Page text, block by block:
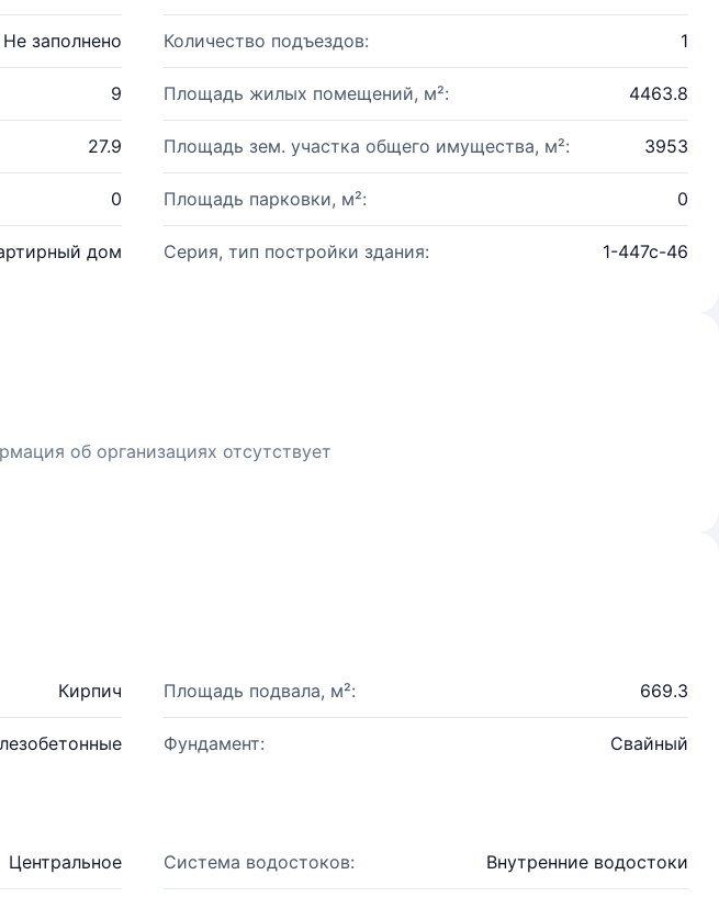
Не заполнено Количество подъездов: 1
9 Площадь жилых помещений, м²: 4463.8
27.9 Площадь зем. участка общего имущества, м²: 3953
0 Площадь парковки, м²: 0
дом Серия, тип постройки здания: 1-447с-46
об организациях отсутствует
Кирпич Площадь подвала, м²: 669.3
Фундамент: Свайный
Центральное Система водостоков: Внутренние водостоки